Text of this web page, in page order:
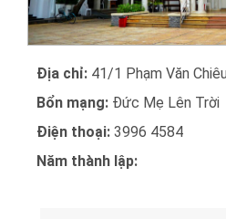
Địa chỉ: 41/1 Phạm Văn
Bổn mạng: Đức Mẹ Lên Trời
Điện thoại: 3996 4584
Năm thành lập: